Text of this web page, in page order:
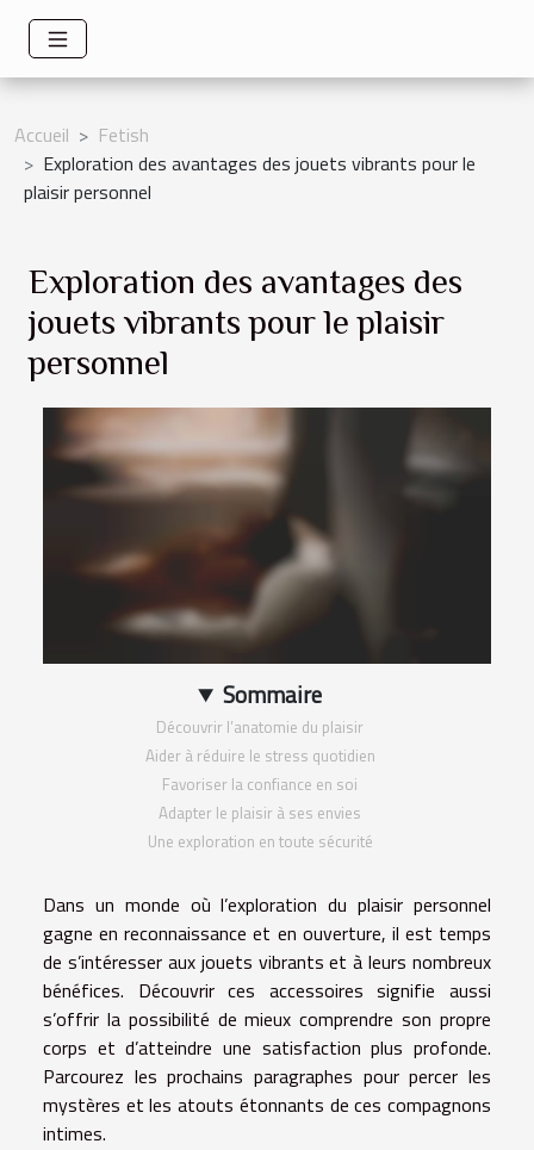
Accueil
Fetish
Exploration des avantages des jouets vibrants pour le
plaisir personnel
Exploration des avantages des
jouets vibrants pour le plaisir
personnel
Sommaire
Découvrir l’anatomie du plaisir
Aider à réduire le stress quotidien
Favoriser la confiance en soi
Adapter le plaisir à ses envies
Une exploration en toute sécurité
Dans un monde où l’exploration du plaisir personnel
gagne en reconnaissance et en ouverture, il est temps
de s’intéresser aux jouets vibrants et à leurs nombreux
bénéfices. Découvrir ces accessoires signifie aussi
s’offrir la possibilité de mieux comprendre son propre
corps et d’atteindre une satisfaction plus profonde.
Parcourez les prochains paragraphes pour percer les
mystères et les atouts étonnants de ces compagnons
intimes.